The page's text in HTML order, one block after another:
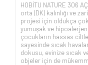
HOBİTU NATURE 306
orta (DK) kalınlığı ve
projesi için oldukça
yumuşak ve
çocukların hassas
sayesinde sıcak
dokusu, evinize sıcak
objeler için de